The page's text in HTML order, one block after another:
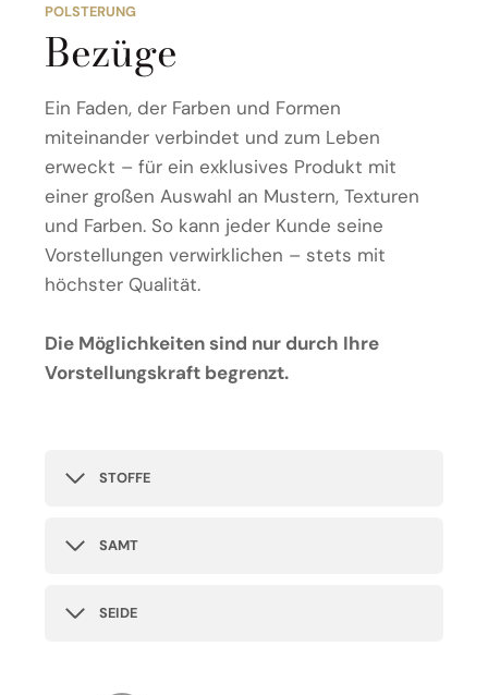
POLSTERUNG
Bezüge
Ein Faden, der Farben und Formen
miteinander verbindet und zum Leben
erweckt – für ein exklusives Produkt mit
einer großen Auswahl an Mustern, Texturen
und Farben. So kann jeder Kunde seine
Vorstellungen verwirklichen – stets mit
höchster Qualität.
Die Möglichkeiten sind nur durch Ihre
Vorstellungskraft begrenzt.
STOFFE
SAMT
SEIDE